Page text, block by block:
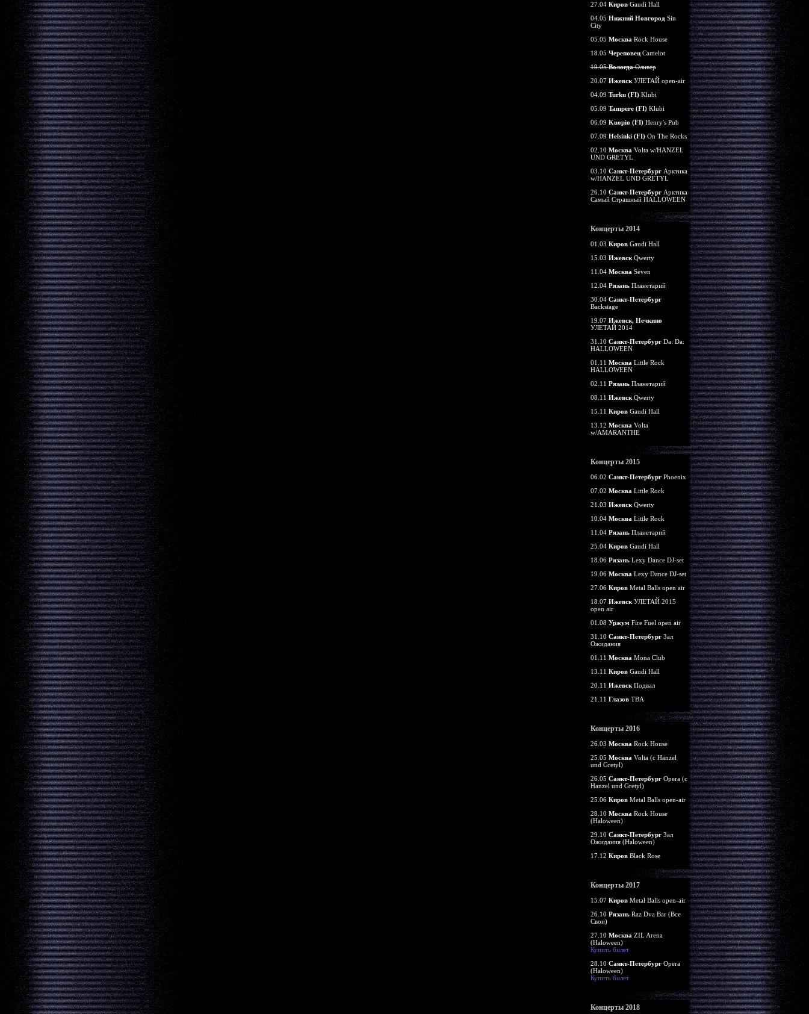
27.04 КировGaudi Hall
04.05 Нижний НовгородSin
City
05.05 Москва Rock House
18.05 ЧереповецCamelot
19.05ВологдаОливер
20.07 ИжевскУЛЕТАЙ open-air
04.09 Turku (FI)Klubi
05.09 Tampere (FI)Klubi
06.09 Kuopio (FI)Henry's Pub
07.09 Helsinki (FI)On The Rocks
02.10 Москва Volta w/HANZEL
UND GRETYL
03.10 Санкт-ПетербургАрктика
w/HANZEL UND GRETYL
26.10 Санкт-ПетербургАрктика
Самый Страшный HALLOWEEN
Концерты 2014
01.03 КировGaudi Hall
15.03 ИжевскQwerty
11.04 Москва Seven
12.04 РязаньПланетарий
30.04 Санкт-Петербург
Backstage
19.07 Ижевск, Нечкино
УЛЕТАЙ 2014
31.10 Санкт-ПетербургDa: Da:
HALLOWEEN
01.11 Москва Little Rock
HALLOWEEN
02.11 РязаньПланетарий
08.11 ИжевскQwerty
15.11 КировGaudi Hall
13.12 Москва Volta
w/AMARANTHE
Концерты 2015
06.02 Санкт-ПетербургPhoenix
07.02 Москва Little Rock
21.03 ИжевскQwerty
10.04 Москва Little Rock
11.04 РязаньПланетарий
25.04 КировGaudi Hall
18.06 РязаньLexy Dance DJ-set
19.06 Москва Lexy Dance DJ-set
27.06 КировMetal Balls open air
18.07 ИжевскУЛЕТАЙ 2015
open air
01.08 Уржум Fire Fuel open air
31.10 Санкт-ПетербургЗал
Ожидания
01.11 Москва Mona Club
13.11 КировGaudi Hall
20.11 ИжевскПодвал
21.11 ГлазовTBA
Концерты 2016
26.03 Москва Rock House
25.05 Москва Volta (c Hanzel
und Gretyl)
26.05 Санкт-ПетербургOpera (c
Hanzel und Gretyl)
25.06 КировMetal Balls open-air
28.10 Москва Rock House
(Haloween)
29.10 Санкт-ПетербургЗал
Ожидания (Haloween)
17.12 КировBlack Rose
Концерты 2017
15.07 КировMetal Balls open-air
26.10 РязаньRaz Dva Bar (Все
Свои)
27.10 Москва ZIL Arena
(Haloween)
Купить билет
28.10 Санкт-ПетербургOpera
(Haloween)
Купить билет
Концерты 2018